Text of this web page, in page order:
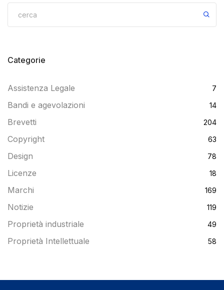
Categorie
Assistenza Legale 7
Bandi e agevolazioni 14
Brevetti 204
Copyright 63
Design 78
Licenze 18
Marchi 169
Notizie 119
Proprietà industriale 49
Proprietà Intellettuale 58